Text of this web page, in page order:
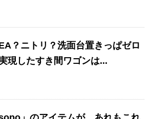
？ニトリ？洗面台置きっぱゼロ
現したすき間ワゴンは...